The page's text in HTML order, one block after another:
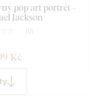
pop art portrét -
Jackson
( 0)
Kč